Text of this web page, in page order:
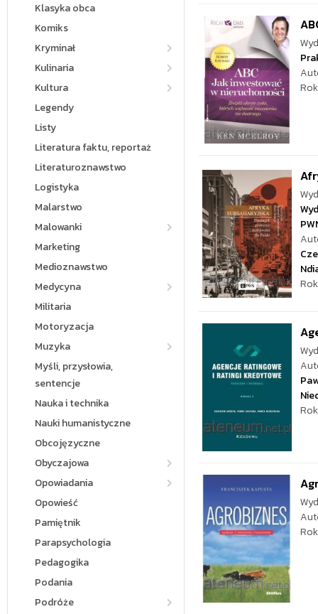
Klasyka obca
Komiks
Kryminał
Kulinaria
Kultura
Legendy
Listy
Literatura faktu, reportaż
Literaturoznawstwo
Logistyka
Malarstwo
Malowanki
Marketing
Medioznawstwo
Medycyna
Militaria
Motoryzacja
Muzyka
Myśli, przysłowia,
sentencje
Nauka i technika
Nauki humanistyczne
Obcojęzyczne
Obyczajowa
Opowiadania
Opowieść
Pamiętnik
Parapsychologia
Pedagogika
Podania
Podróże